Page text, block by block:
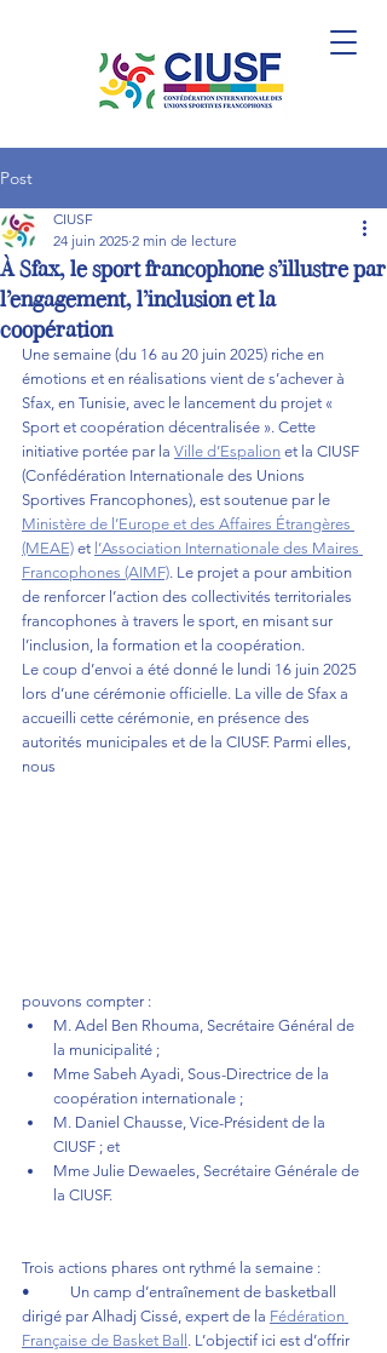
Post
À Sfax, le sport francophone s’illustre par
l’engagement, l’inclusion et la
coopération
CIUSF
24 juin 2025 2 min de lecture
Une semaine (du 16 au 20 juin 2025) riche en
émotions et en réalisations vient de s’achever à
Sfax, en Tunisie, avec le lancement du projet «
Sport et coopération décentralisée ». Cette
initiative portée par la Ville d’Espalion et la CIUSF
(Confédération Internationale des Unions
Sportives Francophones), est soutenue par le
Ministère de l’Europe et des Affaires Étrangères
(MEAE) et l’Association Internationale des Maires
Francophones (AIMF). Le projet a pour ambition
de renforcer l’action des collectivités territoriales
francophones à travers le sport, en misant sur
l’inclusion, la formation et la coopération.
Le coup d’envoi a été donné le lundi 16 juin 2025
lors d’une cérémonie officielle. La ville de Sfax a
accueilli cette cérémonie, en présence des
autorités municipales et de la CIUSF. Parmi elles,
nous
pouvons compter :
M. Adel Ben Rhouma, Secrétaire Général de
la municipalité ;
Mme Sabeh Ayadi, Sous-Directrice de la
coopération internationale ;
M. Daniel Chausse, Vice-Président de la
CIUSF ; et
Mme Julie Dewaeles, Secrétaire Générale de
la CIUSF.
Trois actions phares ont rythmé la semaine :
•	Un camp d’entraînement de basketball
dirigé par Alhadj Cissé, expert de la Fédération
Française de Basket Ball. L’objectif ici est d’offrir